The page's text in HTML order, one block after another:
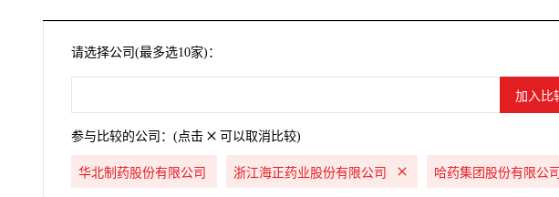
请选择公司(最多选10家)：
参与比较的公司：(点击 可以取消比较)
华北制药股份有限公司 浙江海正药业股份有限公司 哈药集团股份有限公司